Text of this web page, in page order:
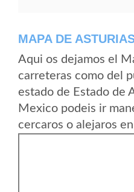
MAPA DE
Aqui os dejamos el
carreteras como del
estado de Estado de
Mexico podeis ir
cercaros o alejaros